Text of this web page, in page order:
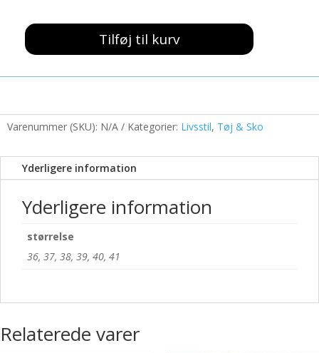
Kryds
Guld
Tilføj til kurv
Varenummer (SKU): N/A Kategorier: Livsstil, Tøj & Sko
Yderligere information
Yderligere information
størrelse
36, 37, 38, 39, 40, 41
Relaterede varer